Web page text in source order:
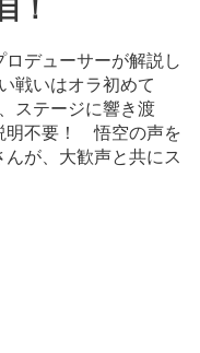
！
デューサーが解説し
戦いはオラ初めて
ステージに響き渡
明不要！ 悟空の声を
が、大歓声と共にス